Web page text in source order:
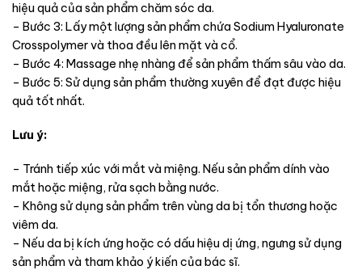
hiệu quả của sản phẩm chăm sóc da.
– Bước 3: Lấy một lượng sản phẩm chứa Sodium Hyaluronate
Crosspolymer và thoa đều lên mặt và cổ.
– Bước 4: Massage nhẹ nhàng để sản phẩm thấm sâu vào da.
– Bước 5: Sử dụng sản phẩm thường xuyên để đạt được hiệu
quả tốt nhất.
Lưu ý:
– Tránh tiếp xúc với mắt và miệng. Nếu sản phẩm dính vào
mắt hoặc miệng, rửa sạch bằng nước.
– Không sử dụng sản phẩm trên vùng da bị tổn thương hoặc
viêm da.
– Nếu da bị kích ứng hoặc có dấu hiệu dị ứng, ngưng sử dụng
sản phẩm và tham khảo ý kiến của bác sĩ.